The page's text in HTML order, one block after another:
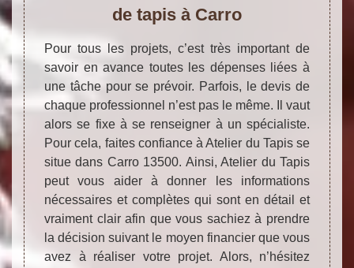
de tapis à Carro
Pour tous les projets, c’est très important de
savoir en avance toutes les dépenses liées à
une tâche pour se prévoir. Parfois, le devis de
chaque professionnel n’est pas le même. Il vaut
alors se fixe à se renseigner à un spécialiste.
Pour cela, faites confiance à Atelier du Tapis se
situe dans Carro 13500. Ainsi, Atelier du Tapis
peut vous aider à donner les informations
nécessaires et complètes qui sont en détail et
vraiment clair afin que vous sachiez à prendre
la décision suivant le moyen financier que vous
avez à réaliser votre projet. Alors, n’hésitez